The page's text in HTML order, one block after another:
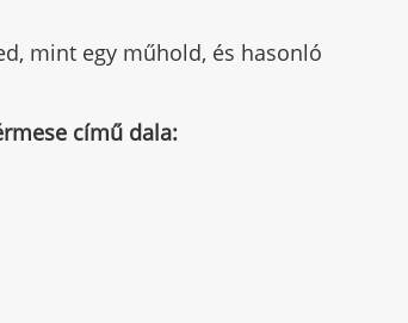
mint egy műhold, és hasonló
című dala: